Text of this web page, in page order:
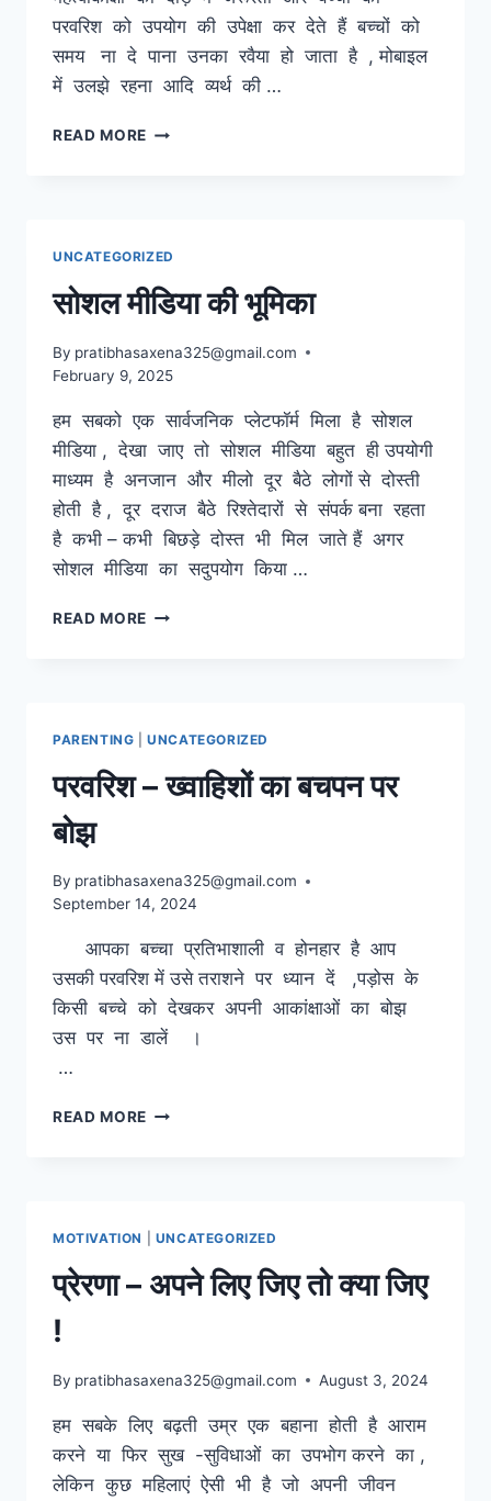
परवरिश को उपयोग की उपेक्षा कर देते हैं बच्चों को
समय ना दे पाना उनका रवैया हो जाता है , मोबाइल
में उलझे रहना आदि व्यर्थ की …
READ MORE परवरिश
UNCATEGORIZED
सोशल मीडिया की भूमिका
By pratibhasaxena325@gmail.com
February 9, 2025
हम सबको एक सार्वजनिक प्लेटफॉर्म मिला है सोशल
मीडिया , देखा जाए तो सोशल मीडिया बहुत ही उपयोगी
माध्यम है अनजान और मीलो दूर बैठे लोगों से दोस्ती
होती है , दूर दराज बैठे रिश्तेदारों से संपर्क बना रहता
है कभी – कभी बिछड़े दोस्त भी मिल जाते हैं अगर
सोशल मीडिया का सदुपयोग किया …
READ MORE सोशल
PARENTING |UNCATEGORIZED
परवरिश – ख्वाहिशों का बचपन पर
बोझ
By pratibhasaxena325@gmail.com
September 14, 2024
आपका बच्चा प्रतिभाशाली व होनहार है आप
उसकी परवरिश में उसे तराशने पर ध्यान दें ,पड़ोस के
किसी बच्चे को देखकर अपनी आकांक्षाओं का बोझ
उस पर ना डालें ।
…
READ MORE परवरिश
पर
बोझ
MOTIVATION UNCATEGORIZED
प्रेरणा – अपने लिए जिए तो क्या जिए
!
By pratibhasaxena325@gmail.com August 3, 2024
हम सबके लिए बढ़ती उम्र एक बहाना होती है आराम
करने या फिर सुख -सुविधाओं का उपभोग करने का ,
लेकिन कुछ महिलाएं ऐसी भी है जो अपनी जीवन